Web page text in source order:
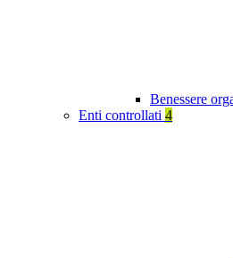
Benessere
Enti controllati 4